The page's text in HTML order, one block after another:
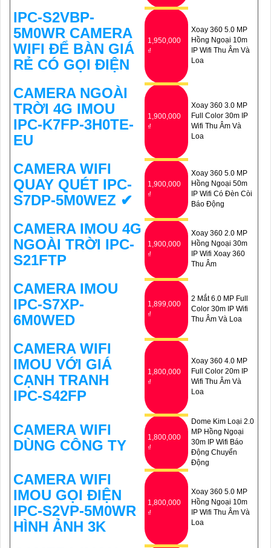
IPC-S2VBP-
5M0WR CAMERA
WIFI ĐỂ BÀN GIÁ
RẺ CÓ GỌI ĐIỆN
1,950,000
₫
Xoay 360 5.0 MP
Hồng Ngoại 10m
IP Wifi Thu Âm Và
Loa
CAMERA NGOÀI
TRỜI 4G IMOU
IPC-K7FP-3H0TE-
EU
1,900,000
₫
Xoay 360 3.0 MP
Full Color 30m IP
Wifi Thu Âm Và
Loa
CAMERA WIFI
QUAY QUÉT IPC-
S7DP-5M0WEZ ✔
1,900,000
₫
Xoay 360 5.0 MP
Hồng Ngoại 50m
IP Wifi Có Ðèn Còi
Báo Động
CAMERA IMOU 4G
NGOÀI TRỜI IPC-
S21FTP
1,900,000
₫
Xoay 360 2.0 MP
Hồng Ngoại 30m
IP Wifi Xoay 360
Thu Âm
CAMERA IMOU
IPC-S7XP-
6M0WED
1,899,000
₫
2 Mắt 6.0 MP Full
Color 30m IP Wifi
Thu Âm Và Loa
CAMERA WIFI
IMOU VỚI GIÁ
CẠNH TRANH
IPC-S42FP
1,800,000
₫
Xoay 360 4.0 MP
Full Color 20m IP
Wifi Thu Âm Và
Loa
CAMERA WIFI
DÙNG CÔNG TY
1,800,000
₫
Dome Kim Loại 2.0
MP Hồng Ngoại
30m IP Wifi Báo
Động Chuyển
Động
CAMERA WIFI
IMOU GỌI ĐIỆN
IPC-S2VP-5M0WR
HÌNH ẢNH 3K
1,800,000
₫
Xoay 360 5.0 MP
Hồng Ngoại 10m
IP Wifi Thu Âm Và
Loa